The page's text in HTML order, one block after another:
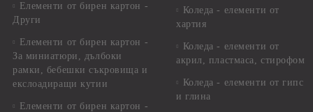
Елементи от бирен картон -
Други
Елементи от бирен картон -
За миниатюри, дълбоки
рамки, бебешки съкровища и
екслоадиращи кутии
Елементи от бирен картон -
Коледа - елементи от
хартия
Коледа - елементи от
акрил, пластмаса, стирофом
Коледа - елементи от гипс
и глина